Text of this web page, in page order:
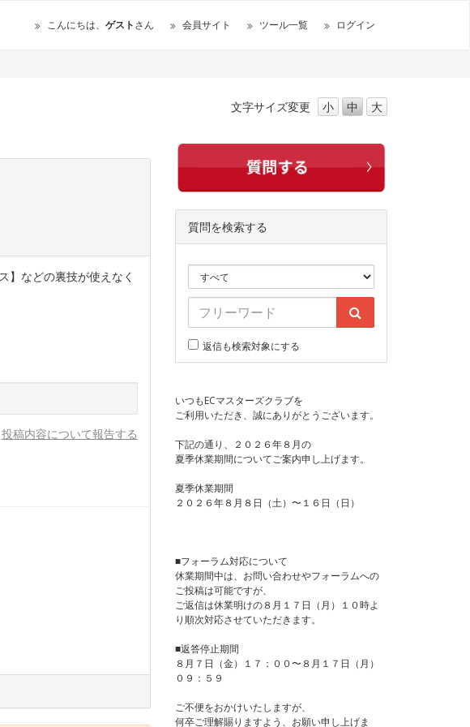
こんにちは、 ゲストさん 会員サイト ツール一覧 ログイン
文字サイズ変更 小 中 大
】などの裏技が使えなく
投稿内容について報告する
質問を検索する
返信も検索対象にする
いつもECマスターズクラブを
ご利用いただき、誠にありがとうございます。
下記の通り、２０２６年８月の
夏季休業期間についてご案内申し上げます。
夏季休業期間
２０２６年８月８日（土）〜１６日（日）
■フォーラム対応について
休業期間中は、お問い合わせやフォーラムへの
ご投稿は可能ですが、
ご返信は休業明けの８月１７日（月）１０時よ
り順次対応させていただきます。
■返答停止期間
８月７日（金）１７：００〜８月１７日（月）
０９：５９
ご不便をおかけいたしますが、
何卒ご理解賜りますよう、お願い申し上げま